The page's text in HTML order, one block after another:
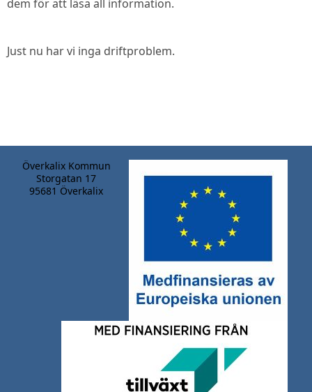
dem för att läsa all information.
Just nu har vi inga driftproblem.
Överkalix Kommun
Storgatan 17
95681 Överkalix